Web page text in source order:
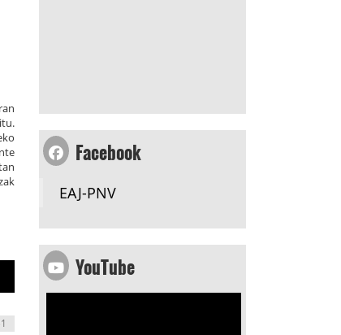
Facebook
EAJ-PNV
YouTube